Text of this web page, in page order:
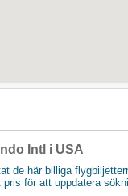
Intl i USA
de här billiga
för att uppdatera